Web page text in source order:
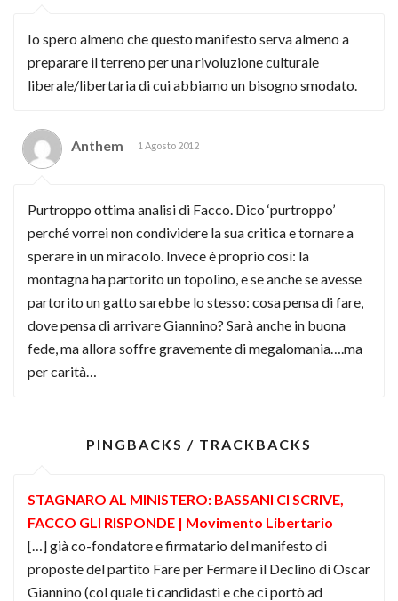
Io spero almeno che questo manifesto serva almeno a
preparare il terreno per una rivoluzione culturale
liberale/libertaria di cui abbiamo un bisogno smodato.
Anthem 1 Agosto 2012
Purtroppo ottima analisi di Facco. Dico ‘purtroppo’
perché vorrei non condividere la sua critica e tornare a
sperare in un miracolo. Invece è proprio così: la
montagna ha partorito un topolino, e se anche se avesse
partorito un gatto sarebbe lo stesso: cosa pensa di fare,
dove pensa di arrivare Giannino? Sarà anche in buona
fede, ma allora soffre gravemente di megalomania….ma
per carità…
PINGBACKS / TRACKBACKS
STAGNARO AL MINISTERO: BASSANI CI SCRIVE,
FACCO GLI RISPONDE | Movimento Libertario
[…] già co-fondatore e firmatario del manifesto di
proposte del partito Fare per Fermare il Declino di Oscar
Giannino (col quale ti candidasti e che ci portò ad